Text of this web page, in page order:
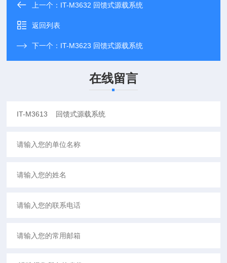
上一个： IT-M3632 回馈式源载系统
返回列表
下一个： IT-M3623 回馈式源载系统
在线留言